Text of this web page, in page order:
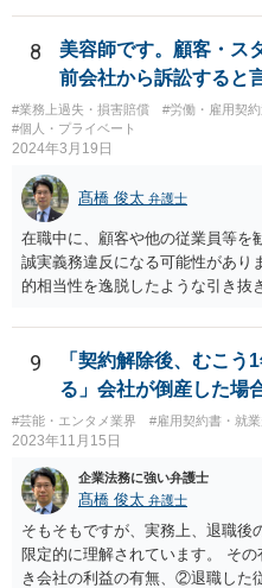
で、弁護士を通じて交渉すること
ます。
8
美容師です。顧客・ス
前会社から訴訟すると
#業務上過失・損害賠償 #労働・雇用契約
#個人・プライベート
2024年3月19日
髙橋 俊太 弁護士
在職中に、顧客や他の従業員等を
誠実義務違反になる可能性があり
的相当性を逸脱したような引き抜
ですが、①【前の職場を退職する
とを聞かれた方やこれからも私
さる方にはSNS（インスタ・
ますと伝えていました。】という
えそうなので、誠実義務違反との
す。一方、②については特に問題
お、一般的に、このような類型の
必ずしも容易ではないので、【今
のはブラフである可能性もあるよ
9
「契約解除後、むこう
る」会社が倒産した場
#芸能・エンタメ業界 #雇用契約書・就
2023年11月15日
企業法務に強い弁護士
髙橋 俊太 弁護士
そもそもですが、実務上、退職後
限定的に理解されています。 そ
き会社の利益の有無、②退職した